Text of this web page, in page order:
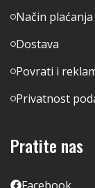
Način plaćanja
Dostava
Povrati i
Privatnost
Pratite nas